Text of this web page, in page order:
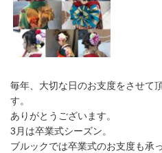
毎年、大切な日のお支度をさせて
す。
ありがとうございます。
3月は卒業式シーズン。
ブルックでは卒業式のお支度も承